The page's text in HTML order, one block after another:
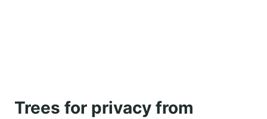
Trees for privacy from